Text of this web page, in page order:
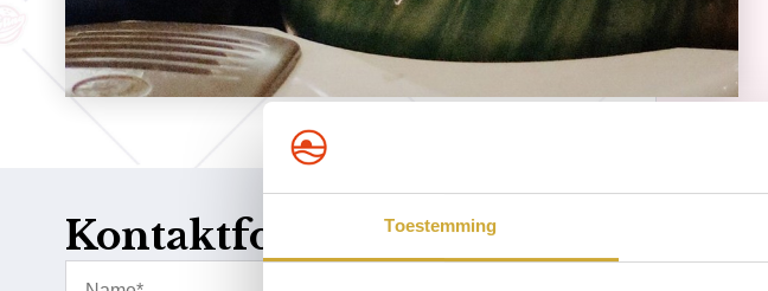
Toestemming
Kontaktformular